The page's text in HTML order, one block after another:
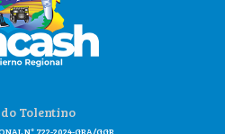
Tolentino
N° 722-2024-GRA/GGR